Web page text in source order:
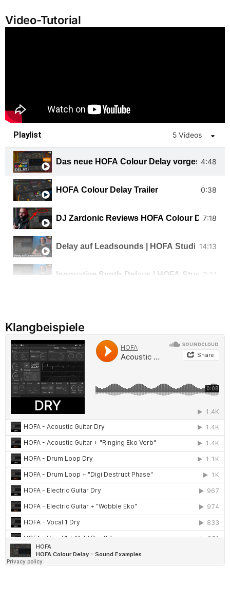
Video-Tutorial
Playlist 5 Videos
Das neue HOFA Colour Delay vorgestellt
4:48
HOFA Colour Delay Trailer 0:38
DJ Zardonic Reviews HOFA Colour Delay
7:18
Delay auf Leadsounds | HOFA Studio-14:13
Innovative Synth-Delays | HOFA Studio-7:21
Klangbeispiele